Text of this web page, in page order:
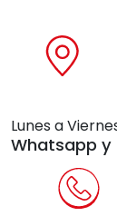
Lunes a
Whatsapp y